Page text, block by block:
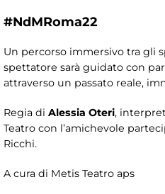
#NdMRoma22
Un percorso immersivo tra gli
spettatore sarà guidato con
attraverso un passato reale,
Regia di Alessia Oteri,
Teatro con l’amichevole
Ricchi.
A cura di Metis Teatro aps